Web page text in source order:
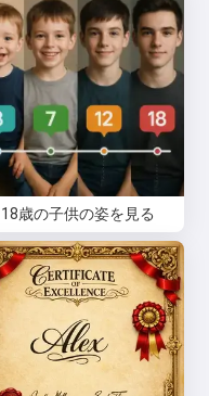
18歳の子供の姿を見る